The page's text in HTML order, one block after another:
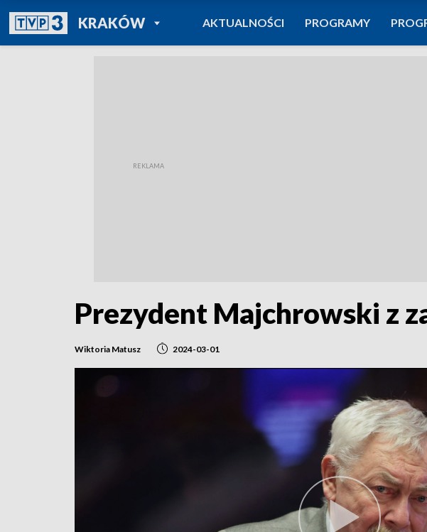
KRAKÓWPOWRÓT DO
TVP REGIONY
AKTUALNOŚCI PROGRAMY
Prezydent Majchrowski z
Wiktoria Matusz 2024-03-01